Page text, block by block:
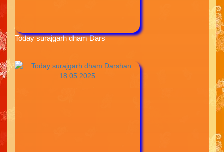
Today surajgarh dham Dars